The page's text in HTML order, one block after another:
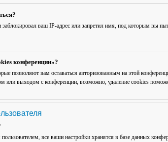
ваш IP-адрес или запретил имя, под которым вы
конференции»?
позволяют вам оставаться авторизованным на этой
или выходом с конференции, возможно, удаление cookies
все ваши настройки хранятся в базе данных